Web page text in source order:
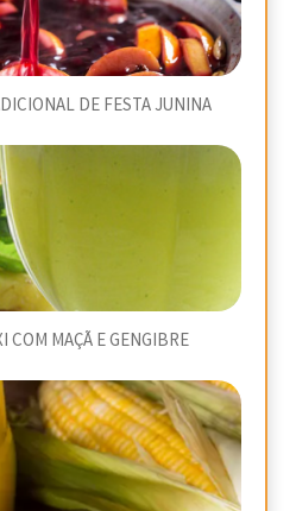
DE FESTA JUNINA
COM MAÇÃ E GENGIBRE